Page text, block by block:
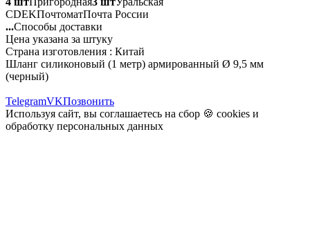
CDEKПочтоматПочта России
...Способы доставки
Цена указана за штуку
Страна изготовления : Китай
Шланг силиконовый (1 метр) армированный Ø 9,5 мм
(черный)
TelegramVKПозвонить
Используя сайт, вы соглашаетесь на сбор 🍪 cookies и
обработку персональных данных